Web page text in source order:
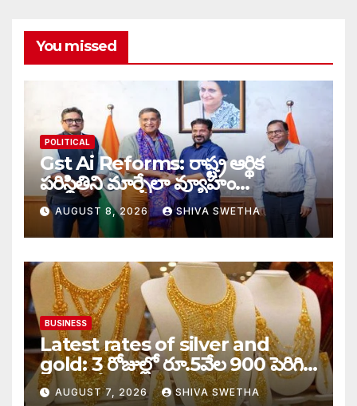
You missed
POLITICAL
Gst Ai Reforms: రాష్ట్ర ఆర్థిక
పరిస్థితిని మార్చేలా వ్యూహం…
AUGUST 8, 2026 SHIVA SWETHA
BUSINESS
Latest rates of silver and
gold: 3 రోజుల్లో రూ.5వేల 900 పెరిగిన
తులం గోల్డ్…
AUGUST 7, 2026 SHIVA SWETHA